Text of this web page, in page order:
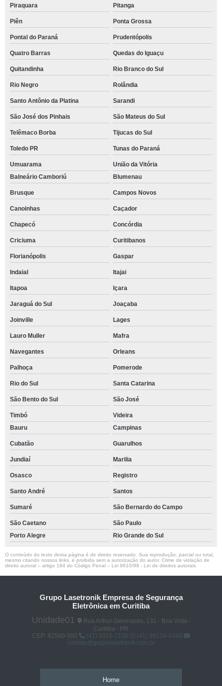
Piraquara Pitanga
Piên Ponta Grossa
Pontal do Paraná Prudentópolis
Quatro Barras Quedas do Iguaçu
Quitandinha Rio Branco do Sul
Rio Negro Rolândia
Santo Antônio da Platina Sarandi
São José dos Pinhais São Mateus do Sul
Telêmaco Borba Tijucas do Sul
Toledo PR Tunas do Paraná
Umuarama
União da Vitória
Balneário Camboriú
Blumenau
Brusque Campos Novos
Canoinhas Caçador
Chapecó Concórdia
Criciuma Curitibanos
Florianópolis Gaspar
Indaial Itajai
Itapoa Içara
Jaraguá do Sul Joaçaba
Joinville Lages
Lauro Muller Mafra
Navegantes Orleans
Palhoça Pomerode
Rio do Sul Santa Catarina
São Bento do Sul São José
Timbó
Videira
Bauru
Campinas
Cubatão Guarulhos
Jundiaí Marilia
Osasco Registro
Santo André Santos
Sumaré São Bernardo do Campo
São Caetano
São Paulo
Porto Alegre
Rio Grande do Sul
O conteúdo do texto desta página é de direito reservado. Sua reprodução, parcial ou total,
mesmo citando nossos links, é proibida sem a autorização do autor. Crime de violação de
direito autoral – artigo 184 do Código Penal – Lei 9610/98 - Lei de direitos autorais
Grupo Lasetronik Empresa de Segurança
Eletrônica em Curitiba
Unidade01
Rua Arthur Geronasso, 131 - Boa Vista -
Curitiba - PR
CEP: 82560-500
(41) 3015-7100
(41) 99134-0448
contato@grupolasetronik.com.br
Home